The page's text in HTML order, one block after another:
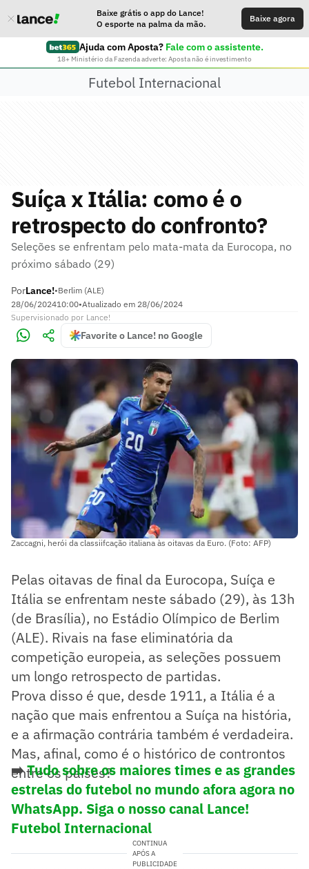
Baixe grátis o app do Lance!
O esporte na palma da mão.
Baixe agora
Ajuda com Aposta? Fale com o assistente.
18+ Ministério da Fazenda adverte: Aposta não é investimento
Futebol Internacional
Suíça x Itália: como é o
retrospecto do confronto?
Seleções se enfrentam pelo mata-mata da Eurocopa, no
próximo sábado (29)
PorLance!•Berlim (ALE)
28/06/202410:00•Atualizado em 28/06/2024
Supervisionado por Lance!
Favorite o Lance! no Google
Zaccagni, herói da classiifcação italiana às oitavas da Euro. (Foto: AFP)
Pelas oitavas de final da Eurocopa, Suíça e
Itália se enfrentam neste sábado (29), às 13h
(de Brasília), no Estádio Olímpico de Berlim
(ALE). Rivais na fase eliminatória da
competição europeia, as seleções possuem
um longo retrospecto de partidas.
Prova disso é que, desde 1911, a Itália é a
nação que mais enfrentou a Suíça na história,
e a afirmação contrária também é verdadeira.
Mas, afinal, como é o histórico de controntos
entre os países?
➡️Tudo sobre os maiores times e as grandes
estrelas do futebol no mundo afora agora no
WhatsApp. Siga o nosso canal Lance!
Futebol Internacional
CONTINUA
APÓS A
PUBLICIDADE